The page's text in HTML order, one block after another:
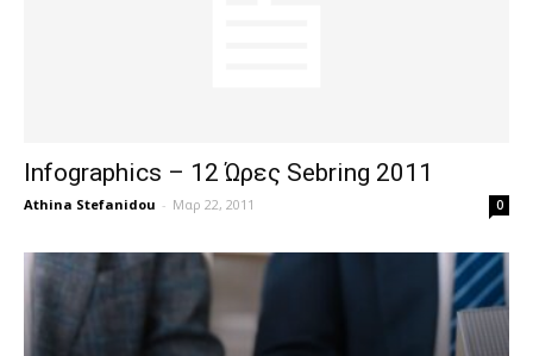
Infographics – 12 Ώρες Sebring 2011
Athina Stefanidou - Μαρ 22, 2011 0